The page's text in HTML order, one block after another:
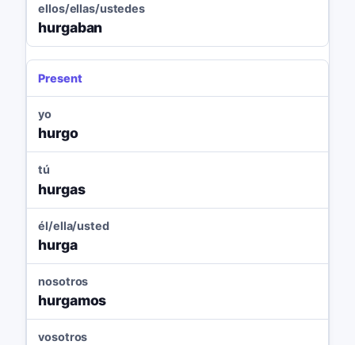
ellos/ellas/ustedes
hurgaban
Present
yo
hurgo
tú
hurgas
él/ella/usted
hurga
nosotros
hurgamos
vosotros